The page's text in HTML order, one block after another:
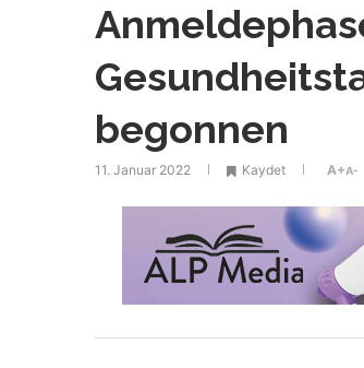
begonnen
11. Januar 2022 Kaydet A+A-